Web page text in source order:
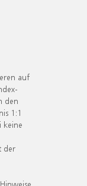
auf
den
1:1
keine
der